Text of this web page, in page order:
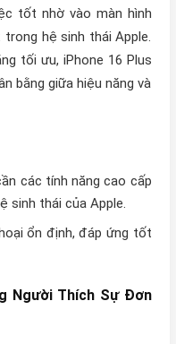
tốt nhờ vào màn hình
hệ sinh thái Apple.
tối ưu, iPhone 16 Plus
bằng giữa hiệu năng và
các tính năng cao cấp
sinh thái của Apple.
ổn định, đáp ứng tốt
Người Thích Sự Đơn